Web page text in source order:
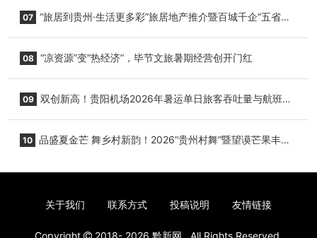
07 “旅居到贵州·生活更多彩”旅居地产推介暨百城千企“五省
08 “凉资源”变“热经济”，毕节文旅暑期经营创开门红
09 双创新高！贵阳机场2026年暑运单日旅客吞吐量与航班起
10 品盛夏金芒 舞乡村新韵！2026“贵州村舞”暨望谟芒果丰收
关于我们 联系方式 投稿说明 友情链接